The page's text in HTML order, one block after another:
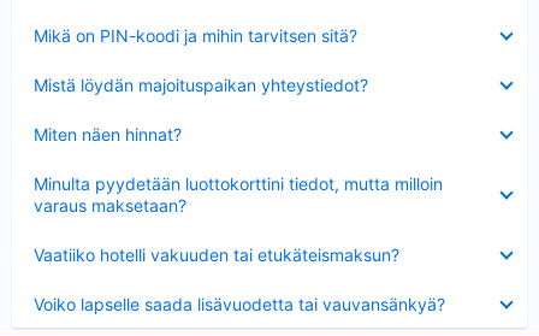
Mikä on PIN-koodi ja mihin tarvitsen sitä?
Mistä löydän majoituspaikan yhteystiedot?
Miten näen hinnat?
Minulta pyydetään luottokorttini tiedot, mutta milloin
varaus maksetaan?
Vaatiiko hotelli vakuuden tai etukäteismaksun?
Voiko lapselle saada lisävuodetta tai vauvansänkyä?